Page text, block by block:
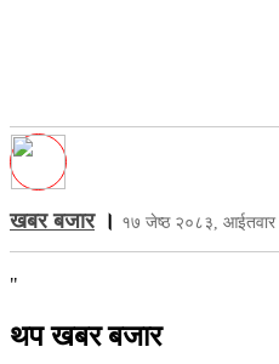
खबर बजार। १७ जेष्ठ २०८३,
"
थप खबर बजार